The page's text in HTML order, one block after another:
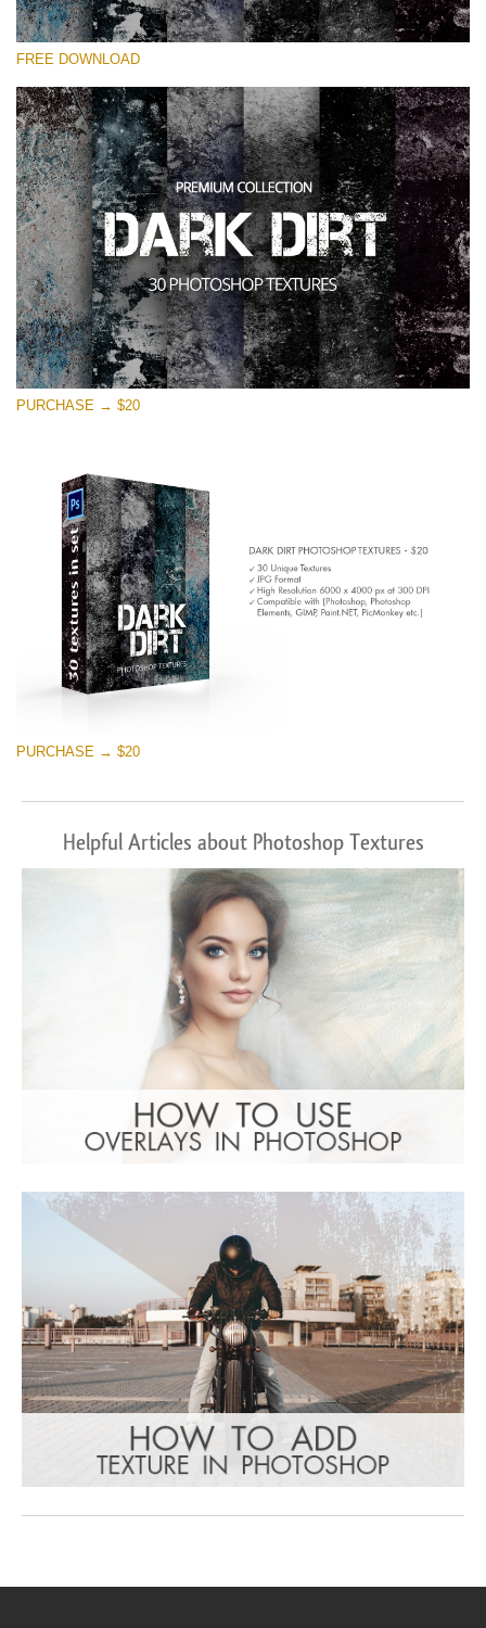
Xin hãy lựa chọn
Small 800*533px
Dark Dirt
(30 Overlays)
Large 6000*4000px
Entire Collection
(1783 Overlays)
Large 6000*4000px
Tải xuống miễn phí
FREE DOWNLOAD
PURCHASE → $20
PURCHASE → $20
Helpful Articles about Photoshop Textures